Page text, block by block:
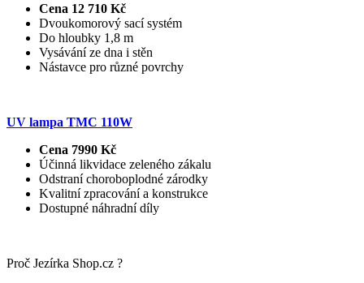
Cena 12 710 Kč
Dvoukomorový sací systém
Do hloubky 1,8 m
Vysávání ze dna i stěn
Nástavce pro různé povrchy
UV lampa TMC 110W
Cena 7990 Kč
Účinná likvidace zeleného zákalu
Odstraní choroboplodné zárodky
Kvalitní zpracování a konstrukce
Dostupné náhradní díly
Proč Jezírka Shop.cz ?